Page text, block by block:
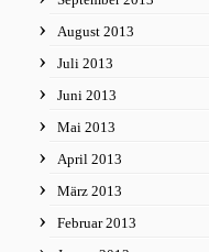
August 2013
Juli 2013
Juni 2013
Mai 2013
April 2013
März 2013
Februar 2013